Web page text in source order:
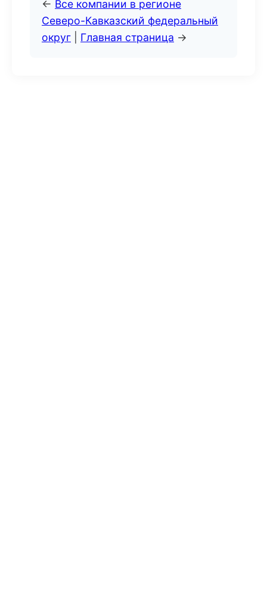
← Все компании в регионе
Северо-Кавказский федеральный
округ
Главная страница →